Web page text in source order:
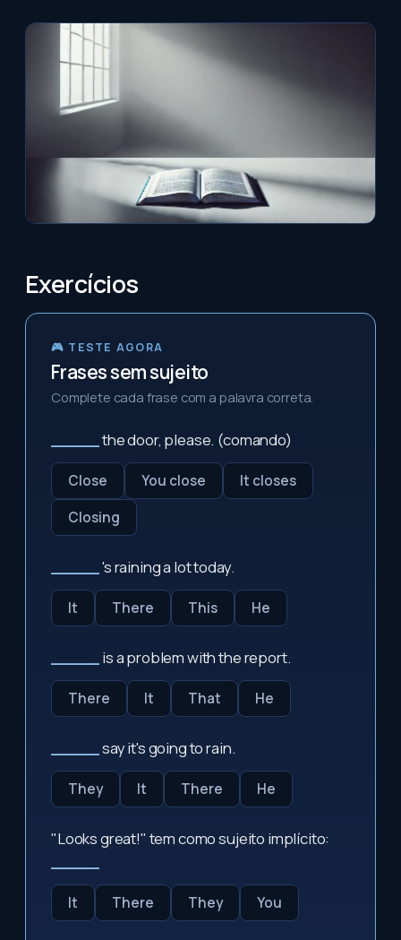
Exercícios
🎮 TESTE AGORA
Frases sem sujeito
Complete cada frase com a palavra correta.
the door, please. (comando)
Close You close
It closes
Closing
's raining a lot today.
It There This He
is a problem with the report.
There It That He
say it's going to rain.
They It There He
"Looks great!" tem como sujeito implícito:
It There They You